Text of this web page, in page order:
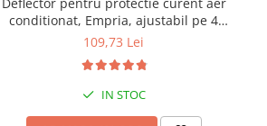
conditionat, Empria, ajustabil pe 4
niveluri, retractabil, Alb
109,73 Lei
IN STOC